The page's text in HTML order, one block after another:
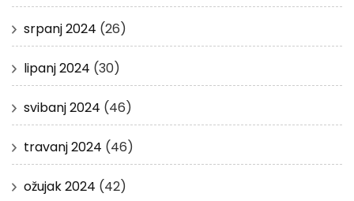
srpanj 2024 (26)
lipanj 2024 (30)
svibanj 2024 (46)
travanj 2024 (46)
ožujak 2024 (42)